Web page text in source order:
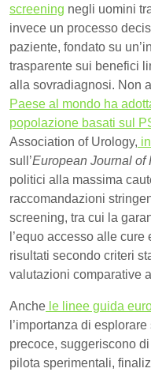
screening negli uomini
invece un processo
paziente, fondato su
trasparente sui benefici
alla sovradiagnosi. Non
Paese al mondo ha
popolazione basati sul
Association of Urology,
sull’European Journal of
politici alla massima
raccomandazioni
screening, tra cui la
l’equo accesso alle
risultati secondo criteri
valutazioni comparative
Anche le linee guida
l’importanza di
precoce, suggeriscono
pilota sperimentali,